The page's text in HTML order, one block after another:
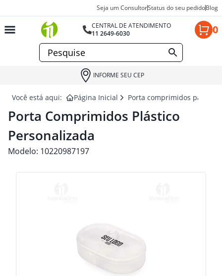
Seja um ConsultorStatus do seu pedidoBlog
CENTRAL DE ATENDIMENTO
11 2649-6030
0
INFORME SEU CEP
Você está aqui: Página Inicial Porta comprimidos para
Porta Comprimidos Plástico
Personalizada
Modelo: 10220987197